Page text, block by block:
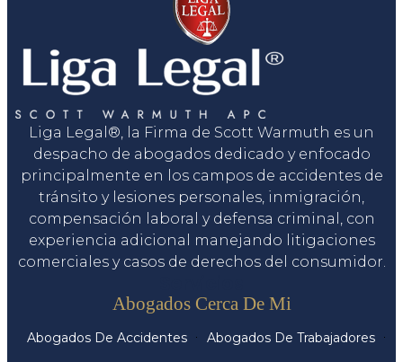
Liga Legal®, la Firma de Scott Warmuth es un
despacho de abogados dedicado y enfocado
principalmente en los campos de accidentes de
tránsito y lesiones personales, inmigración,
compensación laboral y defensa criminal, con
experiencia adicional manejando litigaciones
comerciales y casos de derechos del consumidor.
Abogados Cerca De Mi
Abogados De Accidentes Abogados De Trabajadores